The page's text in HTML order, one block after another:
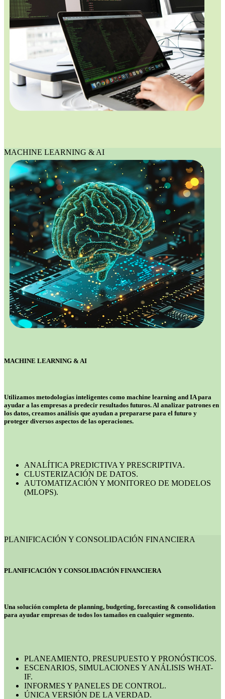
MACHINE LEARNING & AI
MACHINE LEARNING & AI
Utilizamos metodologías inteligentes como machine learning and IA para
ayudar a las empresas a predecir resultados futuros. Al analizar patrones en
los datos, creamos análisis que ayudan a prepararse para el futuro y
proteger diversos aspectos de las operaciones.
ANALÍTICA PREDICTIVA Y PRESCRIPTIVA.
CLUSTERIZACIÓN DE DATOS.
AUTOMATIZACIÓN Y MONITOREO DE MODELOS
(MLOPS).
PLANIFICACIÓN Y CONSOLIDACIÓN FINANCIERA
PLANIFICACIÓN Y CONSOLIDACIÓN FINANCIERA
Una solución completa de planning, budgeting, forecasting & consolidation
para ayudar empresas de todos los tamaños en cualquier segmento.
PLANEAMIENTO, PRESUPUESTO Y PRONÓSTICOS.
ESCENARIOS, SIMULACIONES Y ANÁLISIS WHAT-
IF.
INFORMES Y PANELES DE CONTROL.
ÚNICA VERSIÓN DE LA VERDAD.